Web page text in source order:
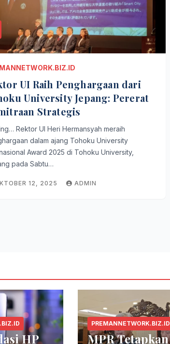
UI Raih Penghargaan dari
University Jepang: Pererat
Strategis
Rektor UI Heri Hermansyah meraih
dalam ajang Tohoku University
Award 2025 di Tohoku University,
pada Sabtu…
12, 2025 ADMIN
HP
PREMANNETWORK.BIZ.ID
MPR Tetapkan